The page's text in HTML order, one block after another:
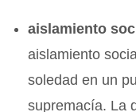
aislamiento
aislamiento
soledad en un
supremacía. La